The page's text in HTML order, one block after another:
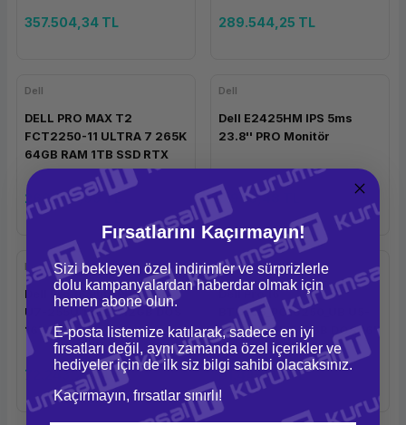
357.504,34 TL 289.544,25 TL
Dell
DELL PRO MAX T2
FCT2250-11 ULTRA 7 265K
64GB RAM 1TB SSD RTX
PRO 2000 16GB W11P
269.555,99 TL
Dell
Dell E2425HM IPS 5ms
23.8'' PRO Monitör
5.996,48 TL
Dell
Dell Pro 16 Plus PB16250
U7-255U 16GB 512GB DOS
16''
72.243,29 TL
Dell
Dell Pro 16
BTO106_PC16250_UB U5-
235U 32GB 512GB DOS 16''
61.449,63 TL
Fırsatlarını Kaçırmayın!
Sizi bekleyen özel indirimler ve sürprizlerle
dolu kampanyalardan haberdar olmak için
hemen abone olun.
E-posta listemize katılarak, sadece en iyi
fırsatları değil, aynı zamanda özel içerikler ve
hediyeler için de ilk siz bilgi sahibi olacaksınız.
Kaçırmayın, fırsatlar sınırlı!